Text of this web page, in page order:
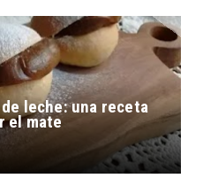
leche: una receta
el mate